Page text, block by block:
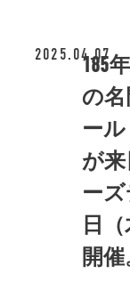
2025.04.07
185
の
ー
が
ーズ
日
開催